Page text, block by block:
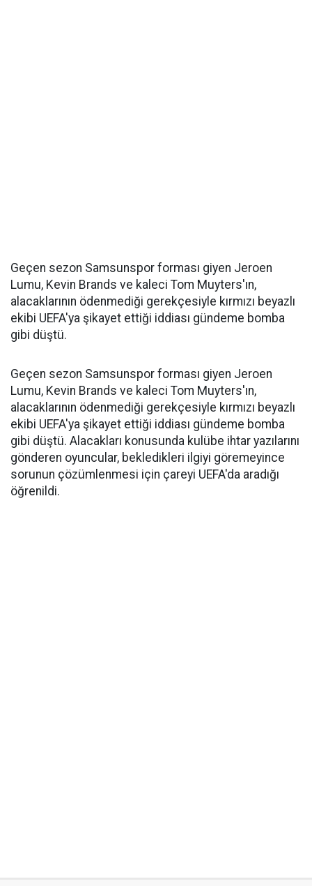
Geçen sezon Samsunspor forması giyen Jeroen
Lumu, Kevin Brands ve kaleci Tom Muyters'ın,
alacaklarının ödenmediği gerekçesiyle kırmızı beyazlı
ekibi UEFA'ya şikayet ettiği iddiası gündeme bomba
gibi düştü.
Geçen sezon Samsunspor forması giyen Jeroen
Lumu, Kevin Brands ve kaleci Tom Muyters'ın,
alacaklarının ödenmediği gerekçesiyle kırmızı beyazlı
ekibi UEFA'ya şikayet ettiği iddiası gündeme bomba
gibi düştü. Alacakları konusunda kulübe ihtar yazılarını
gönderen oyuncular, bekledikleri ilgiyi göremeyince
sorunun çözümlenmesi için çareyi UEFA'da aradığı
öğrenildi.